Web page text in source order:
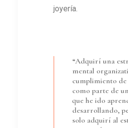
joyería.
“Adquirí una
mental
cumplimiento de
como parte de
que he ido
desarrollando,
solo adquirí al